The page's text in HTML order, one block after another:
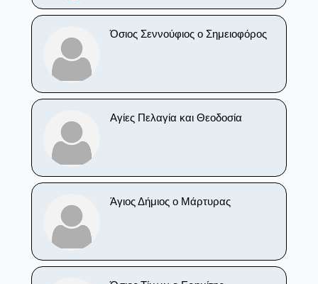
Όσιος Σεννούφιος ο Σημειοφόρος
Αγίες Πελαγία και Θεοδοσία
Άγιος Δήμιος ο Μάρτυρας